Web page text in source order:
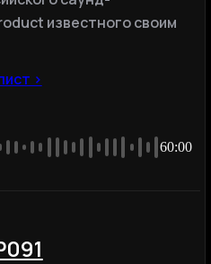
известного своим
›
60:00